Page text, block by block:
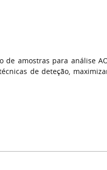
de amostras para análise
de deteção,